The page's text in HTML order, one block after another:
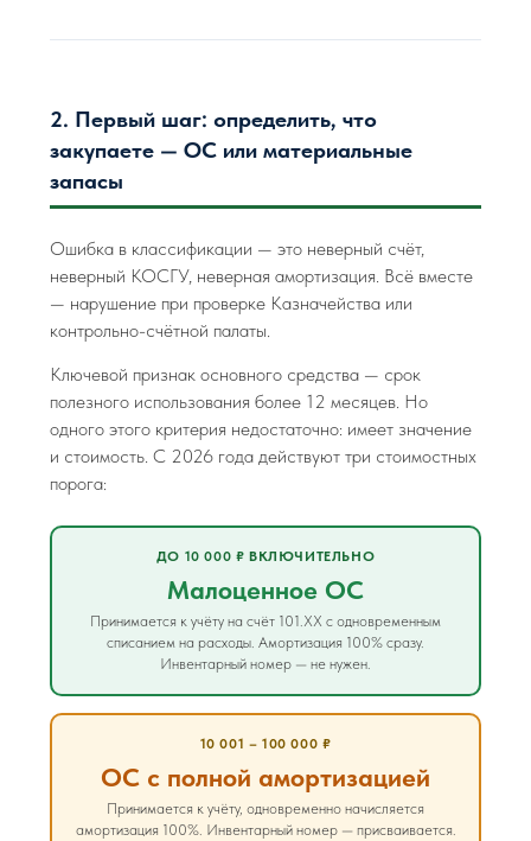
2. Первый шаг: определить, что
закупаете — ОС или материальные
запасы
Ошибка в классификации — это неверный счёт,
неверный КОСГУ, неверная амортизация. Всё вместе
— нарушение при проверке Казначейства или
контрольно-счётной палаты.
Ключевой признак основного средства — срок
полезного использования более 12 месяцев. Но
одного этого критерия недостаточно: имеет значение
и стоимость. С 2026 года действуют три стоимостных
порога:
ДО 10 000 ₽ ВКЛЮЧИТЕЛЬНО
Малоценное ОС
Принимается к учёту на счёт 101.XX с одновременным
списанием на расходы. Амортизация 100% сразу.
Инвентарный номер — не нужен.
10 001 – 100 000 ₽
ОС с полной амортизацией
Принимается к учёту, одновременно начисляется
амортизация 100%. Инвентарный номер — присваивается.